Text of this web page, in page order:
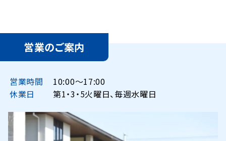
営業のご案内
営業時間
10:00〜17:00
休業日
第1・3・5火曜日、毎週水曜日